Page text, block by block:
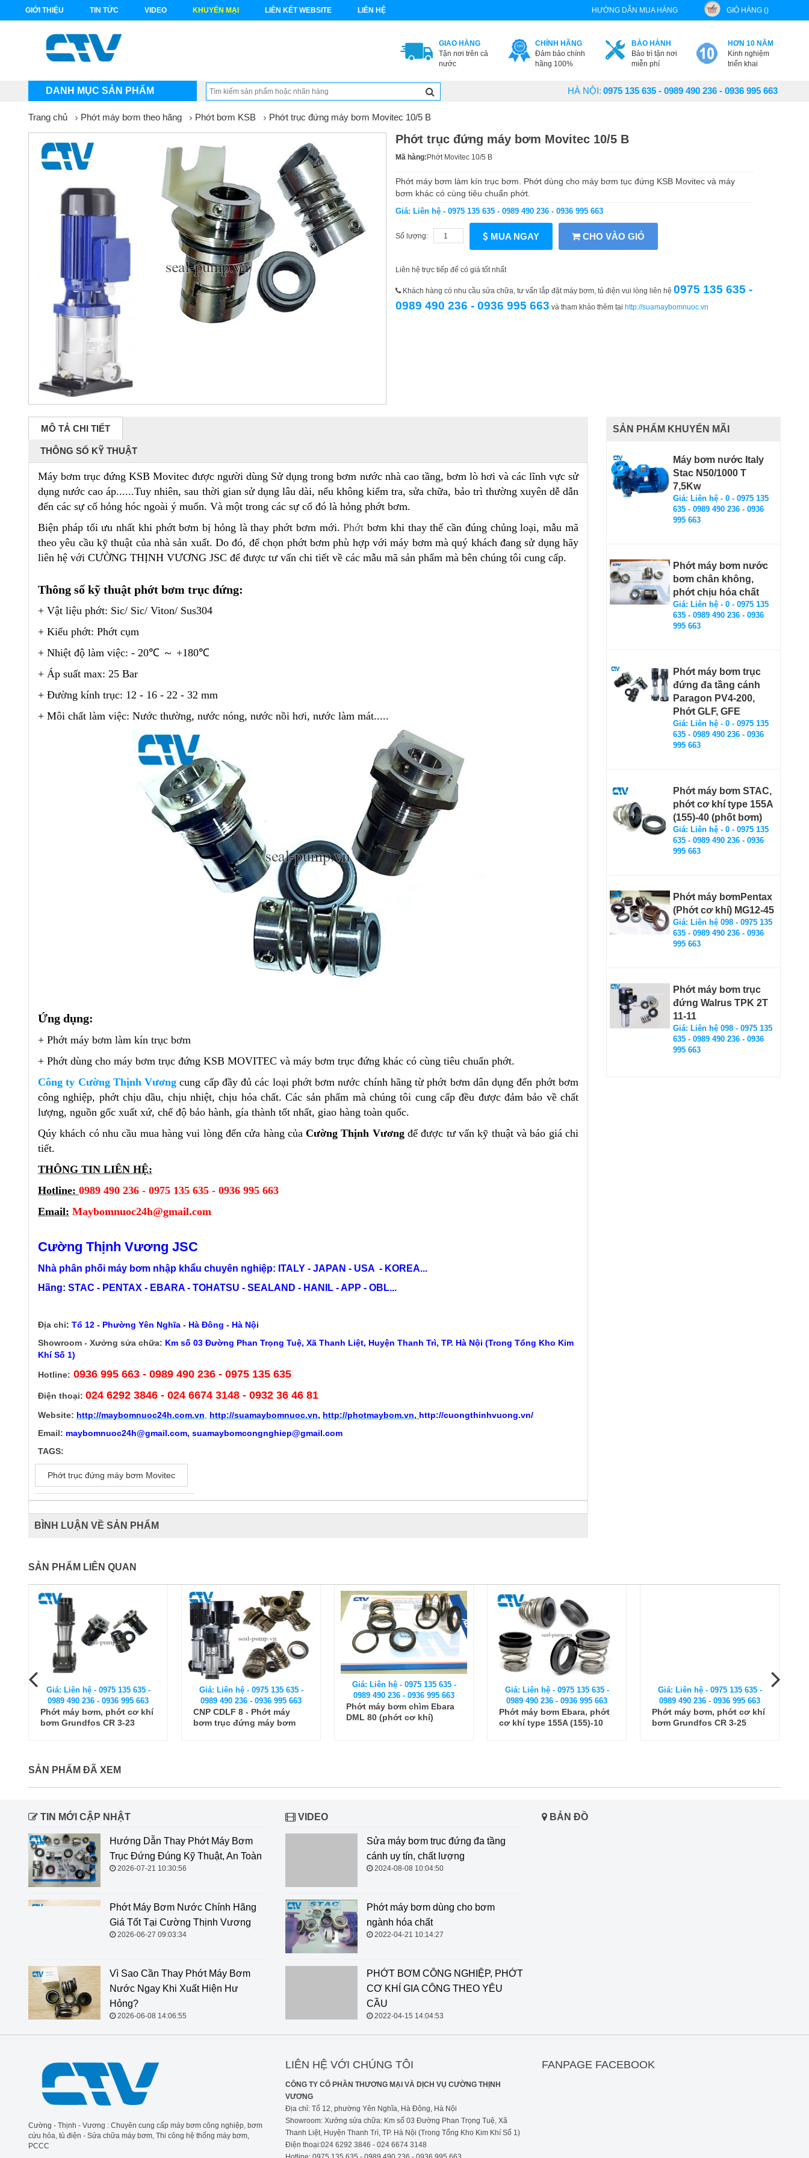
GIỚI THIỆU TIN TỨC VIDEO KHUYẾN MẠI LIÊN KẾT WEBSITE LIÊN HỆ HƯỚNG DẪN MUA HÀNG GIỎ HÀNG ()
GIAO HÀNG
Tận nơi trên cả
nước
CHÍNH HÃNG
Đảm bảo chính
hãng 100%
BẢO HÀNH
Bảo trì tận nơi
miễn phí
HƠN 10 NĂM
Kinh nghiệm
triển khai
DANH MỤC SẢN PHẨM HÀ NỘI: 0975 135 635 - 0989 490 236 - 0936 995 663
Trang chủ Phớt máy bơm theo hãng Phớt bơm KSB Phớt trục đứng máy bơm Movitec 10/5 B
Phớt trục đứng máy bơm Movitec 10/5 B
Mã hàng: Phớt Movitec 10/5 B
Phớt máy bơm làm kín trục bơm. Phớt dùng cho máy bơm tục đứng KSB Movitec và máy
bơm khác có cùng tiêu chuẩn phớt.
Giá: Liên hệ - 0975 135 635 - 0989 490 236 - 0936 995 663
Số lượng: MUA NGAY CHO VÀO GIỎ
Liên hệ trực tiếp để có giá tốt nhất
Khách hàng có nhu cầu sửa chữa, tư vấn lắp đặt máy bơm, tủ điện vui lòng liên hệ 0975 135 635 -
0989 490 236 - 0936 995 663 và tham khảo thêm tại http://suamaybomnuoc.vn
MÔ TẢ CHI TIẾT
THÔNG SỐ KỸ THUẬT
Máy bơm trục đứng KSB Movitec được người dùng Sử dụng trong bơm nước nhà cao tầng, bơm lò hơi và các lĩnh vực sử
dụng nước cao áp......Tuy nhiên, sau thời gian sử dụng lâu dài, nếu không kiểm tra, sửa chữa, bảo trì thường xuyên dễ dẫn
đến các sự cố hỏng hóc ngoài ý muốn. Và một trong các sự cố đó là hỏng phớt bơm.
Biện pháp tối ưu nhất khi phớt bơm bị hỏng là thay phớt bơm mới. Phớt bơm khi thay thế cần đúng chủng loại, mẫu mã
theo yêu cầu kỹ thuật của nhà sản xuất. Do đó, để chọn phớt bơm phù hợp với máy bơm mà quý khách đang sử dụng hãy
liên hệ với CƯỜNG THỊNH VƯƠNG JSC để được tư vấn chi tiết về các mẫu mã sản phẩm mà bên chúng tôi cung cấp.
Thông số kỹ thuật phớt bơm trục đứng:
+ Vật liệu phớt: Sic/ Sic/ Viton/ Sus304
+ Kiểu phớt: Phớt cụm
+ Nhiệt độ làm việc: - 20℃ ～ +180℃
+ Áp suất max: 25 Bar
+ Đường kính trục: 12 - 16 - 22 - 32 mm
+ Môi chất làm việc: Nước thường, nước nóng, nước nồi hơi, nước làm mát.....
Ứng dụng:
+ Phớt máy bơm làm kín trục bơm
+ Phớt dùng cho máy bơm trục đứng KSB MOVITEC và máy bơm trục đứng khác có cùng tiêu chuẩn phớt.
Công ty Cường Thịnh Vương cung cấp đầy đủ các loại phớt bơm nước chính hãng từ phớt bơm dân dụng đến phớt bơm
công nghiệp, phớt chịu dầu, chịu nhiệt, chịu hóa chất. Các sản phẩm mà chúng tôi cung cấp đều được đảm bảo về chất
lượng, nguồn gốc xuất xứ, chế độ bảo hành, gía thành tốt nhất, giao hàng toàn quốc.
Qúy khách có nhu cầu mua hàng vui lòng đến cửa hàng củaCường Thịnh Vươngđể được tư vấn kỹ thuật và báo giá chi
tiết.
THÔNG TIN LIÊN HỆ:
Hotline: 0989 490 236 - 0975 135 635 - 0936 995 663
Email: Maybomnuoc24h@gmail.com
Cường Thịnh Vương JSC
Nhà phân phối máy bơm nhập khẩu chuyên nghiệp: ITALY - JAPAN - USA - KOREA...
Hãng: STAC - PENTAX - EBARA - TOHATSU - SEALAND - HANIL - APP - OBL...
Địa chỉ: Tổ 12 - Phường Yên Nghĩa - Hà Đông - Hà Nội
Showroom - Xưởng sửa chữa: Km số 03 Đường Phan Trọng Tuệ, Xã Thanh Liệt, Huyện Thanh Trì, TP. Hà Nội (Trong Tổng Kho Kim
Khí Số 1)
Hotline: 0936 995 663 - 0989 490 236 - 0975 135 635
Điện thoại: 024 6292 3846 - 024 6674 3148 - 0932 36 46 81
Website: http://maybomnuoc24h.com.vn http://suamaybomnuoc.vn, http://photmaybom.vn, http://cuongthinhvuong.vn/
Email: maybomnuoc24h@gmail.com, suamaybomcongnghiep@gmail.com
TAGS:
Phớt trục đứng máy bơm Movitec
BÌNH LUẬN VỀ SẢN PHẨM
SẢN PHẨM KHUYẾN MÃI
Máy bơm nước Italy
Stac N50/1000 T
7,5Kw
Giá: Liên hệ - 0 - 0975 135
635 - 0989 490 236 - 0936
995 663
Phớt máy bơm nước
bơm chân không,
phớt chịu hóa chất
Giá: Liên hệ - 0 - 0975 135
635 - 0989 490 236 - 0936
995 663
Phớt máy bơm trục
đứng đa tầng cánh
Paragon PV4-200,
Phớt GLF, GFE
Giá: Liên hệ - 0 - 0975 135
635 - 0989 490 236 - 0936
995 663
Phớt máy bơm STAC,
phớt cơ khí type 155A
(155)-40 (phốt bơm)
Giá: Liên hệ - 0 - 0975 135
635 - 0989 490 236 - 0936
995 663
Phớt máy bơmPentax
(Phớt cơ khí) MG12-45
Giá: Liên hệ 098 - 0975 135
635 - 0989 490 236 - 0936
995 663
Phớt máy bơm trục
đứng Walrus TPK 2T
11-11
Giá: Liên hệ 098 - 0975 135
635 - 0989 490 236 - 0936
995 663
SẢN PHẨM LIÊN QUAN
Giá: Liên hệ - 0975 135 635 -
0989 490 236 - 0936 995 663
Phớt máy bơm, phớt cơ khí
bơm Grundfos CR 3-23
Giá: Liên hệ - 0975 135 635 -
0989 490 236 - 0936 995 663
CNP CDLF 8 - Phớt máy
bơm trục đứng máy bơm
Giá: Liên hệ - 0975 135 635 -
0989 490 236 - 0936 995 663
Phớt máy bơm chìm Ebara
DML 80 (phớt cơ khí)
Giá: Liên hệ - 0975 135 635 -
0989 490 236 - 0936 995 663
Phớt máy bơm Ebara, phớt
cơ khí type 155A (155)-10
Giá: Liên hệ - 0975 135 635 -
0989 490 236 - 0936 995 663
Phớt máy bơm, phớt cơ khí
bơm Grundfos CR 3-25
SẢN PHẨM ĐÃ XEM
TIN MỚI CẬP NHẬT
Hướng Dẫn Thay Phớt Máy Bơm
Trục Đứng Đúng Kỹ Thuật, An Toàn
2026-07-21 10:30:56
Phớt Máy Bơm Nước Chính Hãng
Giá Tốt Tại Cường Thịnh Vương
2026-06-27 09:03:34
Vì Sao Cần Thay Phớt Máy Bơm
Nước Ngay Khi Xuất Hiện Hư
Hỏng?
2026-06-08 14:06:55
VIDEO
Sửa máy bơm trục đứng đa tầng cánh uy tín, chất
Phớt máy bơm dùng cho bơm
ngành hóa chất
2022-04-21 10:14:27
PHỚT BƠM CÔNG NGHIỆP, PHỚT
CƠ KHÍ GIA CÔNG THEO YÊU
CẦU
2022-04-15 14:04:53
BẢN ĐỒ
Cường - Thịnh - Vương : Chuyên cung cấp máy bơm công nghiệp, bơm
cứu hỏa, tủ điện - Sửa chữa máy bơm, Thi công hệ thống máy bơm,
PCCC
LIÊN HỆ VỚI CHÚNG TÔI
CÔNG TY CỔ PHẦN THƯƠNG MẠI VÀ DỊCH VỤ CƯỜNG THỊNH
VƯƠNG
Địa chỉ: Tổ 12, phường Yên Nghĩa, Hà Đông, Hà Nội
Showroom: Xưởng sửa chữa: Km số 03 Đường Phan Trọng Tuệ, Xã
Thanh Liệt, Huyện Thanh Trì, TP. Hà Nội (Trong Tổng Kho Kim Khí Số 1)
Điện thoại:024 6292 3846 - 024 6674 3148
FANPAGE FACEBOOK